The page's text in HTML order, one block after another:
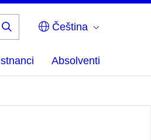
Čeština
Absolventi